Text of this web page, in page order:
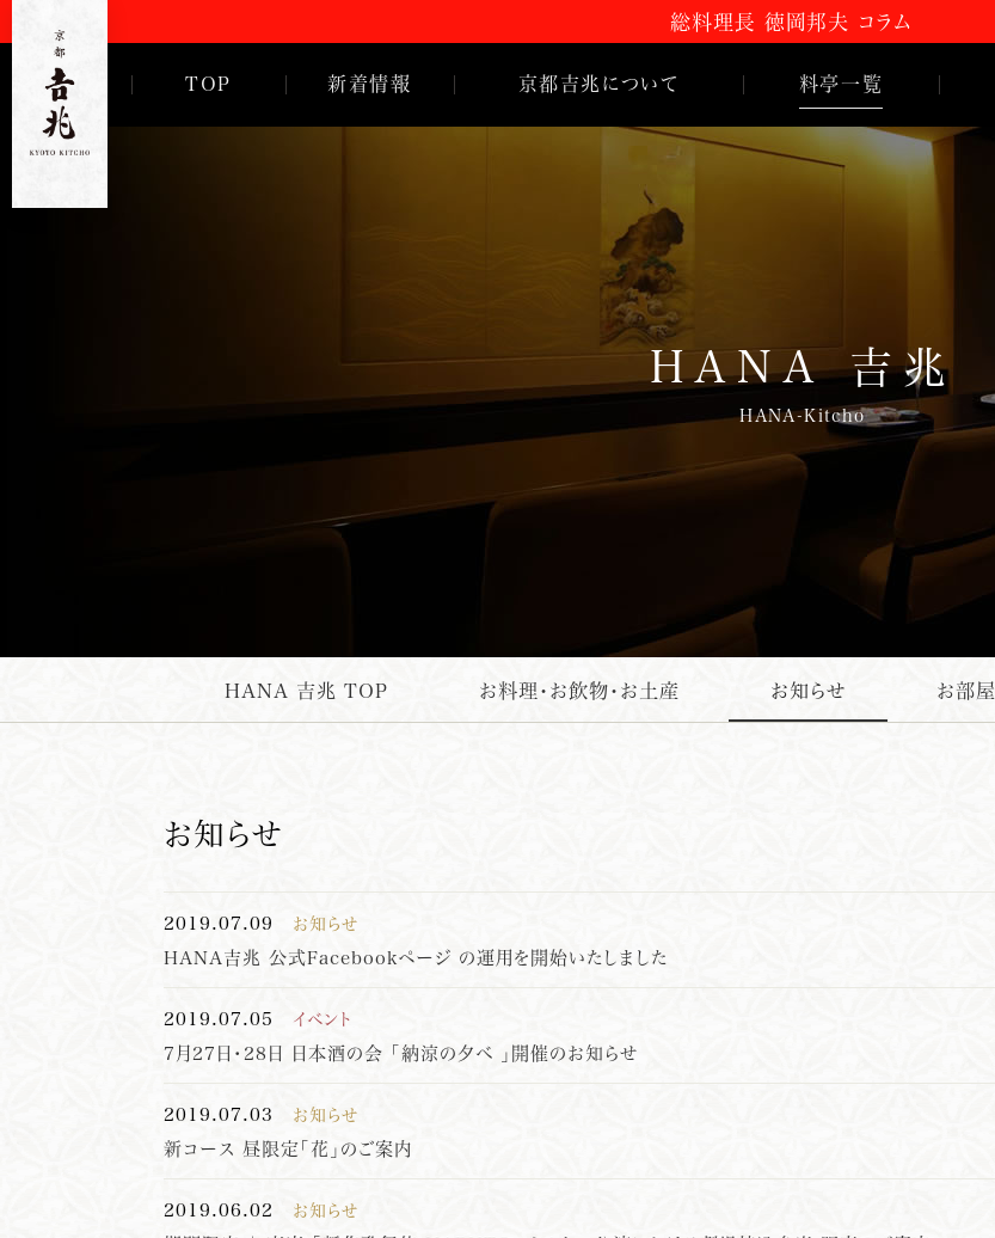
総料理長 徳岡邦夫 コラム
TOP 新着情報 京都吉兆について 料亭一覧
嵐山本店
HANA吉兆
HANA-Kitcho
HANA 吉兆 TOP お料理・お飲物・お土産 お知らせ お部屋
お知らせ
2019.07.09 お知らせ
HANA吉兆 公式Facebookページ の運用を開始いたしました
2019.07.05 イベント
7月27日・28日 日本酒の会 「納涼の夕べ 」開催のお知らせ
2019.07.03 お知らせ
新コース 昼限定「花」のご案内
2019.06.02 お知らせ